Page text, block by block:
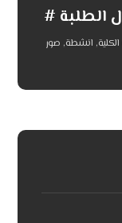
الطلبة #
, انشطة, صور